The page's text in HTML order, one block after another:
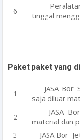
Peralatan
tinggal
Paket paket yang
JASA Bor
saja diluar
JASA Bor
material dan
JASA Bor